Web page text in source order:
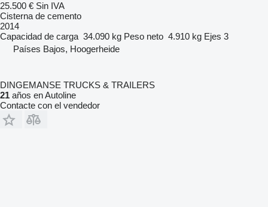
25.500 € Sin IVA
Cisterna de cemento
2014
Capacidad de carga 34.090 kg Peso neto 4.910 kg Ejes 3
Países Bajos, Hoogerheide
DINGEMANSE TRUCKS & TRAILERS
21 años en Autoline
Contacte con el vendedor